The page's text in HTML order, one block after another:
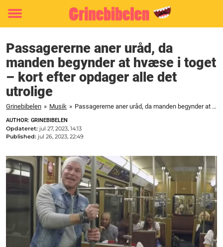
Toggle
Passagererne aner uråd, da
manden begynder at hvæse i toget
– kort efter opdager alle det
utrolige
Grinebibelen » Musik » Passagererne aner uråd, da manden begynder at hvæse i toget - kort efter opdager alle det utrolige
AUTHOR: GRINEBIBELEN
Opdateret: jul 27, 2023, 14:13
Published: jul 26, 2023, 22:49